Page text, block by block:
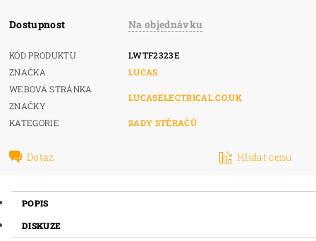
Dostupnost Na objednávku
KÓD PRODUKTU
LWTF2323E
ZNAČKA
LUCAS
WEBOVÁ STRÁNKA
ZNAČKY
LUCASELECTRICAL.CO.UK
KATEGORIE SADY STĚRAČŮ
Dotaz Hlídat cenu
POPIS
DISKUZE